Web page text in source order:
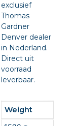
exclusief
Thomas
Gardner
Denver dealer
in Nederland.
Direct uit
voorraad
leverbaar.
Weight